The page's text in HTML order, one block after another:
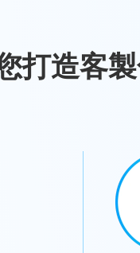
打造客